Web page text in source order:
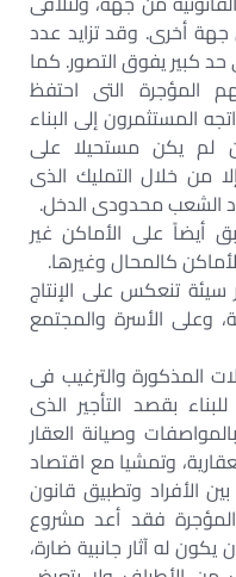
جهة أخرى. وقد تزايد عدد
كبير يفوق التصور. كما
المؤجرة التى احتفظ
المستثمرون إلى البناء
لم يكن مستحيلا على
من خلال التمليك الذى
الشعب محدودى الدخل.
أيضاً على الأماكن غير
كالمحال وغيرها.
تنعكس على الإنتاج
وعلى الأسرة والمجتمع
المذكورة والترغيب فى
بقصد التأجير الذى
وصيانة العقار
وتمشيا مع اقتصاد
الأفراد وتطبيق قانون
فقد أعد مشروع
له آثار جانبية ضارة،